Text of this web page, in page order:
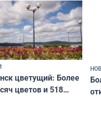
народов мира
цветущий: Более
цветов и 518